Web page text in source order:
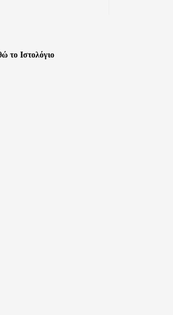
το Ιστολόγιο